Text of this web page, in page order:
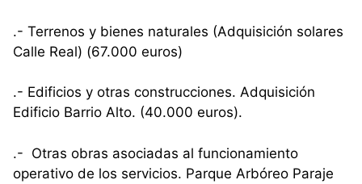
.- Terrenos y bienes naturales (Adquisición solares
Calle Real) (67.000 euros)
.- Edificios y otras construcciones. Adquisición
Edificio Barrio Alto. (40.000 euros).
.- Otras obras asociadas al funcionamiento
operativo de los servicios. Parque Arbóreo Paraje